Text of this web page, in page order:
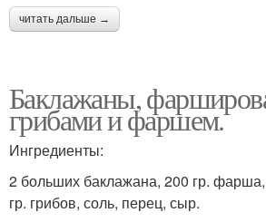
читать дальше →
Баклажаны,
грибами и фаршем.
Ингредиенты:
2 больших баклажана, 200 гр.
гр. грибов, соль, перец, сыр.